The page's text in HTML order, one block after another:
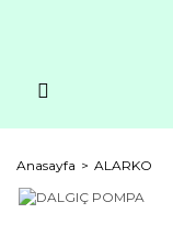
Anasayfa ALARKO